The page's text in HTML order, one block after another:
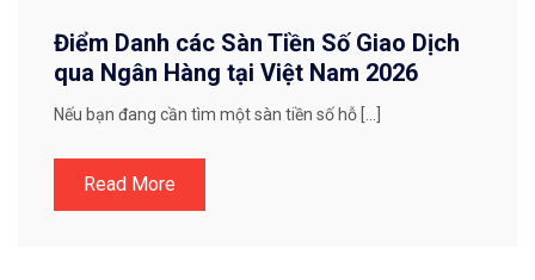
Điểm Danh các Sàn Tiền Số Giao Dịch
qua Ngân Hàng tại Việt Nam 2026
Nếu bạn đang cần tìm một sàn tiền số hỗ […]
Read More